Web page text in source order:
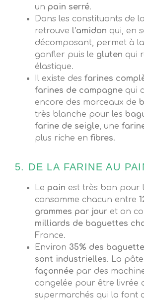
un pain serré.
Dans les constituants de la
retrouve l’amidon qui, en
décomposant, permet à la
gonfler puis le gluten qui
élastique.
Il existe des farines
farines de campagne qui
encore des morceaux de
très blanche pour les
farine de seigle , une
plus riche en fibres.
5. DE LA FARINE AU
Le pain est très bon pour
consomme chacun entre
grammes par jour et on
milliards de baguettes
France.
Environ 35% des
sont industrielles. La
façonnée par des
congelée pour être livrée
supermarchés qui la font